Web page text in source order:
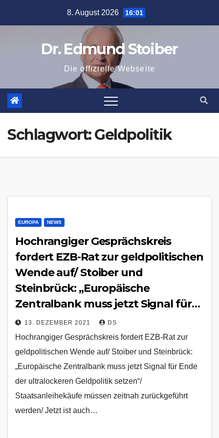
8. August 2026 16:01
Dr. Edmund Stoiber
Die offizielle Webseite
Schlagwort:Geldpolitik
EUROPA NEWS
Hochrangiger Gesprächskreis
fordert EZB-Rat zur geldpolitischen
Wende auf/ Stoiber und
Steinbrück: „Europäische
Zentralbank muss jetzt Signal für
Ende der ultralockeren Geldpolitik
setzen“/ Staatsanleihekäufe
müssen zeitnah zurückgeführt
werden/ Jetzt ist auch der
Deutsche Bundestag gefordert/
Aktuelle Geldpolitik ist unsozial
13. DEZEMBER 2021 DS
Hochrangiger Gesprächskreis fordert EZB-Rat zur
geldpolitischen Wende auf/ Stoiber und Steinbrück:
„Europäische Zentralbank muss jetzt Signal für Ende
der ultralockeren Geldpolitik setzen“/
Staatsanleihekäufe müssen zeitnah zurückgeführt
werden/ Jetzt ist auch…